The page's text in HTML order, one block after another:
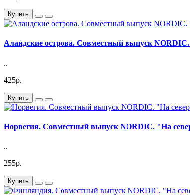
Купить
Аландские острова. Совместный выпуск
..
425р.
Купить
Норвегия. Совместный выпуск NORDIC. "На
..
255р.
Купить